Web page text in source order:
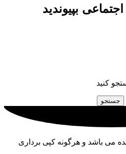
بپیوندید
کنید
جستجو
می باشد و هرگونه کپی برداری